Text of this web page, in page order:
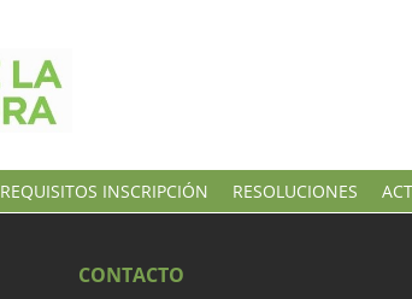
REQUISITOS INSCRIPCIÓN RESOLUCIONES
CONTACTO